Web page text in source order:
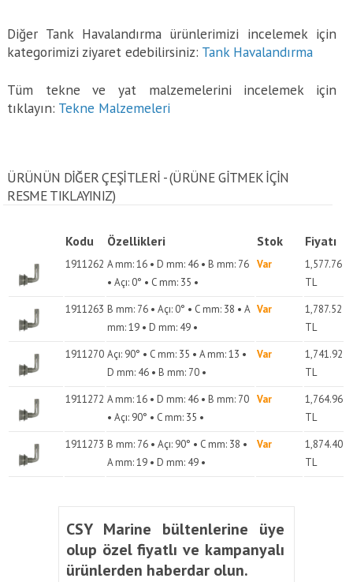
Diğer Tank Havalandırma ürünlerimizi incelemek için
kategorimizi ziyaret edebilirsiniz: Tank Havalandırma
Tüm tekne ve yat malzemelerini incelemek için
tıklayın: Tekne Malzemeleri
ÜRÜNÜN DİĞER ÇEŞİTLERİ - (ÜRÜNE GITMEK IÇIN
RESME TIKLAYINIZ)
Kodu Özellikleri Stok Fiyatı
1911262 A mm: 16 • D mm: 46 • B mm: 76
• Açı: 0° • C mm: 35 •
Var
1,577.76
TL
1911263 B mm: 76 • Açı: 0° • C mm: 38 • A
mm: 19 • D mm: 49 •
Var
1,787.52
TL
1911270 Açı: 90° • C mm: 35 • A mm: 13 •
D mm: 46 • B mm: 70 •
Var
1,741.92
TL
1911272 A mm: 16 • D mm: 46 • B mm: 70
• Açı: 90° • C mm: 35 •
Var
1,764.96
TL
1911273 B mm: 76 • Açı: 90° • C mm: 38 •
A mm: 19 • D mm: 49 •
Var
1,874.40
TL
CSY Marine bültenlerine üye
olup özel fiyatlı ve kampanyalı
ürünlerden haberdar olun.